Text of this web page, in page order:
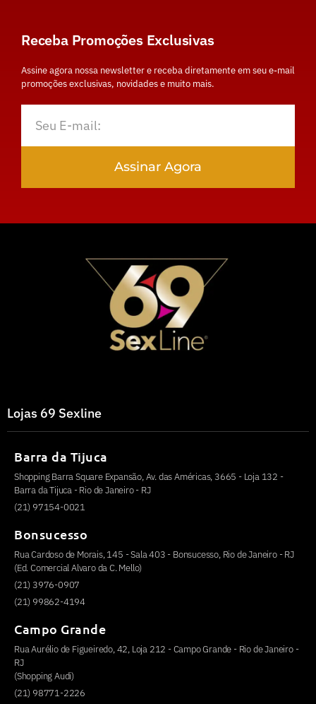
Receba Promoções Exclusivas
Assine agora nossa newsletter e receba diretamente em seu e-mail
promoções exclusivas, novidades e muito mais.
Assinar Agora
Lojas 69 Sexline
Barra da Tijuca
Shopping Barra Square Expansão, Av. das Américas, 3665 - Loja 132 -
Barra da Tijuca - Rio de Janeiro - RJ
(21) 97154-0021
Bonsucesso
Rua Cardoso de Morais, 145 - Sala 403 - Bonsucesso, Rio de Janeiro - RJ
(Ed. Comercial Alvaro da C. Mello)
(21) 3976-0907
(21) 99862-4194
Campo Grande
Rua Aurélio de Figueiredo, 42, Loja 212 - Campo Grande - Rio de Janeiro -
RJ
(Shopping Audi)
(21) 98771-2226